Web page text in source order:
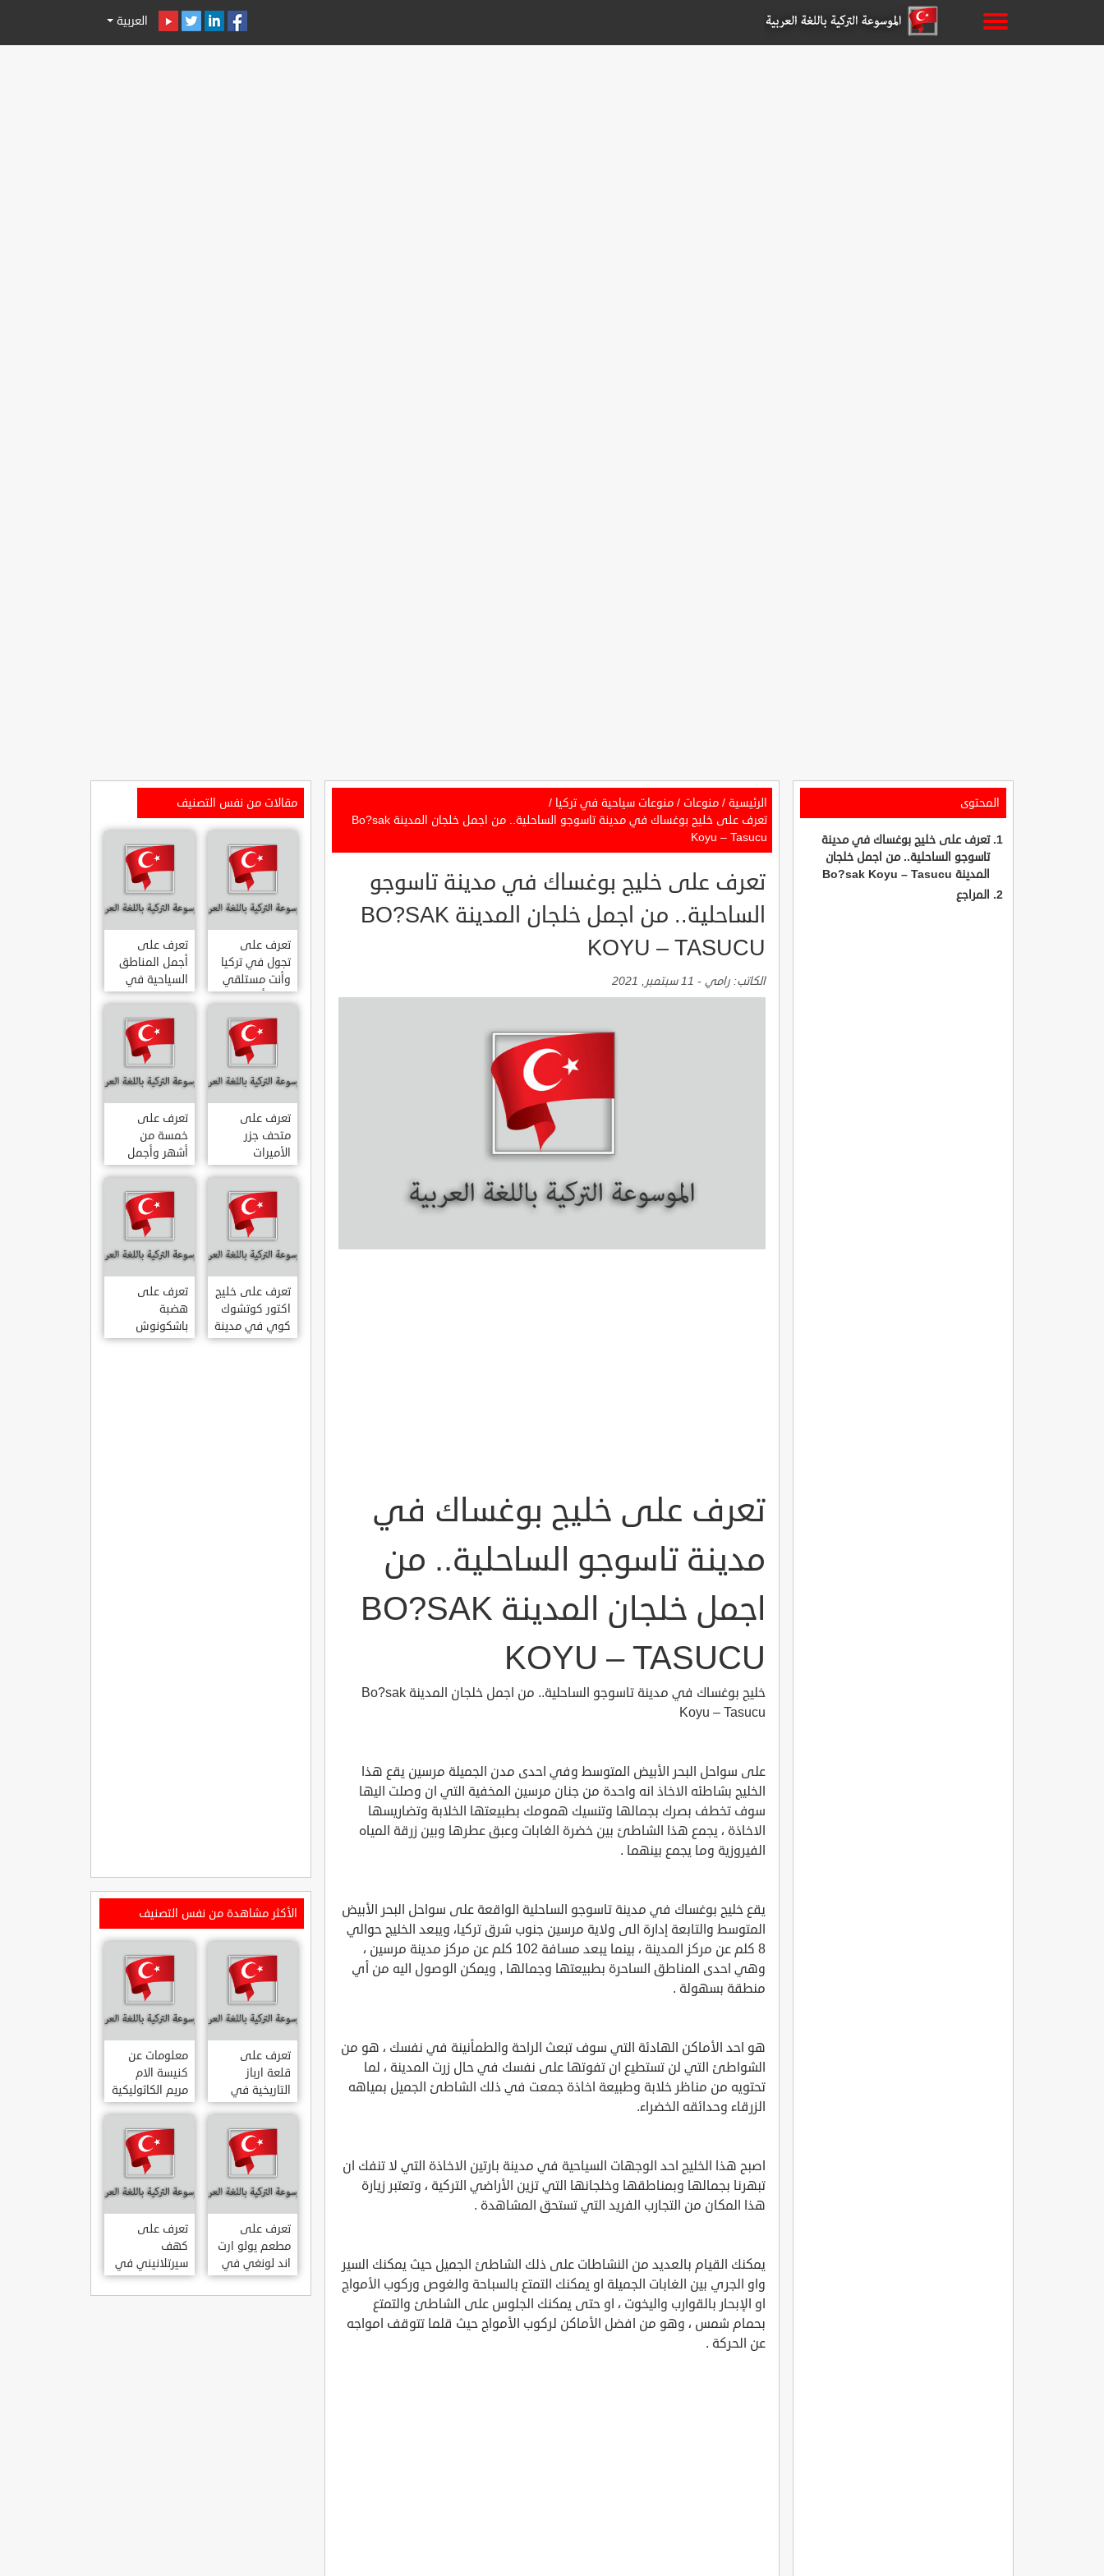
العربية
المحتوى
تعرف على خليج بوغساك في مدينة
تاسوجو الساحلية.. من اجمل خلجان
المدينة Bo?sak Koyu – Tasucu
المراجع
الرئيسية / منوعات / منوعات سياحية في تركيا /
تعرف على خليج بوغساك في مدينة تاسوجو الساحلية.. من اجمل خلجان المدينة Bo?sak
Koyu – Tasucu
تعرف على خليج بوغساك في مدينة تاسوجو
الساحلية.. من اجمل خلجان المدينة BO?SAK
KOYU – TASUCU
الكاتب: رامي - 11 سبتمبر, 2021
تعرف على خليج بوغساك في
مدينة تاسوجو الساحلية.. من
اجمل خلجان المدينة BO?SAK
KOYU – TASUCU
خليج بوغساك في مدينة تاسوجو الساحلية.. من اجمل خلجان المدينة Bo?sak
Koyu – Tasucu
على سواحل البحر الأبيض المتوسط وفي احدى مدن الجميلة مرسين يقع هذا
الخليج بشاطئه الاخاذ انه واحدة من جنان مرسين المخفية التي ان وصلت اليها
سوف تخطف بصرك بجمالها وتنسيك همومك بطبيعتها الخلابة وتضاريسها
الاخاذة ، يجمع هذا الشاطئ بين خضرة الغابات وعبق عطرها وبين زرقة المياه
الفيروزية وما يجمع بينهما .
يقع خليج بوغساك في مدينة تاسوجو الساحلية الواقعة على سواحل البحر الأبيض
المتوسط والتابعة إدارة الى ولاية مرسين جنوب شرق تركيا، ويبعد الخليج حوالي
8 كلم عن مركز المدينة ، بينما يبعد مسافة 102 كلم عن مركز مدينة مرسين ،
وهي احدى المناطق الساحرة بطبيعتها وجمالها , ويمكن الوصول اليه من أي
منطقة بسهولة .
هو احد الأماكن الهادئة التي سوف تبعث الراحة والطمأنينة في نفسك ، هو من
الشواطئ التي لن تستطيع ان تفوتها على نفسك في حال زرت المدينة ، لما
تحتويه من مناظر خلابة وطبيعة اخاذة جمعت في ذلك الشاطئ الجميل بمياهه
الزرقاء وحدائقه الخضراء.
اصبح هذا الخليج احد الوجهات السياحية في مدينة بارتين الاخاذة التي لا تنفك ان
تبهرنا بجمالها وبمناطقها وخلجانها التي تزين الأراضي التركية ، وتعتبر زيارة
هذا المكان من التجارب الفريد التي تستحق المشاهدة .
يمكنك القيام بالعديد من النشاطات على ذلك الشاطئ الجميل حيث يمكنك السير
واو الجري بين الغابات الجميلة او يمكنك التمتع بالسباحة والغوص وركوب الأمواج
او الإبحار بالقوارب واليخوت ، او حتى يمكنك الجلوس على الشاطئ والتمتع
بحمام شمس ، وهو من افضل الأماكن لركوب الأمواج حيث قلما تتوقف امواجه
عن الحركة .
مقالات من نفس التصنيف
تعرف على
تجول في تركيا
وأنت مستلقي
على أريكتك
..السياحة
الافتراضية.
تعرف على
أجمل المناطق
السياحية في
اسطنبول
المشهورة في
تعرف على
متحف جزر
الأميرات
ADALAR
MÜZESI
تعرف على
خمسة من
أشهر وأجمل
قصور اسطنبول
تعرف على خليج
اكتور كوتشوك
كوي في مدينة
داتشا الساحلية
تعرف على
هضبة
باشكونوش
الطبيعية في
الأكثر مشاهدة من نفس التصنيف
تعرف على
قلعة ارباز
التاريخية في
ولاية ايدن.. من
القلاع الدولة
العثمانية
ARPAZ
KALESI AYDIN
معلومات عن
كنيسة الام
مريم الكاثوليكية
في هاتي .. من
معالم المدينة
التاريخية
والدينية
MERYEM ANA
KATOLIK
KILISESI
HATAY
تعرف على
مطعم يولو ارت
اند لونغي في
ازمير .. مطعم
بجدران متحف
تعرف على
كهف
سيرتلانيني في
ولاية ايدن .. من
اعاجيب الطبيعة